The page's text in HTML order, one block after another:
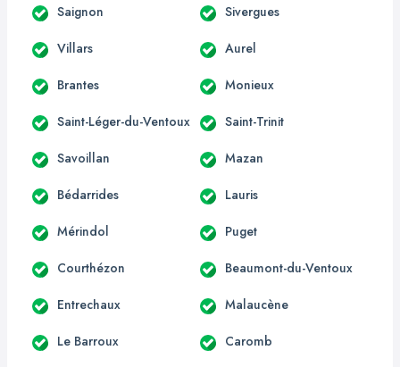
Saignon Sivergues
Villars Aurel
Brantes Monieux
Saint-Léger-du-Ventoux Saint-Trinit
Savoillan Mazan
Bédarrides Lauris
Mérindol Puget
Courthézon Beaumont-du-Ventoux
Entrechaux Malaucène
Le Barroux Caromb